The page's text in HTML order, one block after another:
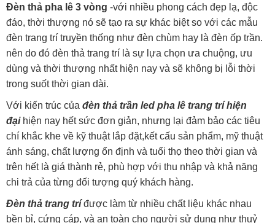
Đèn thả pha lê 3 vòng -với nhiều phong cách đẹp lạ, độc
đáo, thời thượng nó sẽ tạo ra sự khác biệt so với các mẫu
đèn trang trí truyền thống như đèn chùm hay là đèn ốp trần.
nên do đó đèn thả trang trí là sự lựa chọn ưa chuộng, ưu
dùng và thời thượng nhất hiện nay và sẽ không bị lỗi thời
trong suốt thời gian dài.
Với kiến trúc của đèn thả trần led pha lê trang trí hiện
đạihiện nay hết sức đơn giản, nhưng lại đảm bảo các tiêu
chí khắc khe về kỹ thuật lắp đặt,kết cấu sản phẩm, mỹ thuật
ánh sáng, chất lượng ổn định và tuổi thọ theo thời gian và
trên hết là giá thành rẻ, phù hợp với thu nhập và khả năng
chi trả của từng đối tượng quý khách hàng.
Đèn thả trang tríđược làm từ nhiều chất liệu khác nhau
bền bỉ, cứng cáp, và an toàn cho người sử dụng như thuỷ